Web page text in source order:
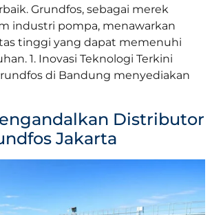
Grundfos, sebagai merek
industri pompa, menawarkan
tinggi yang dapat memenuhi
1. Inovasi Teknologi Terkini
di Bandung menyediakan
Distributor
Jakarta